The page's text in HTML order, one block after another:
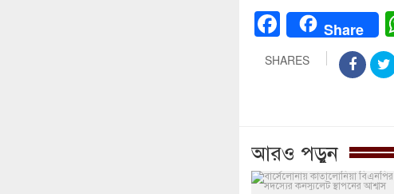
Facebook
Share
SHARES
আরও পড়ুন